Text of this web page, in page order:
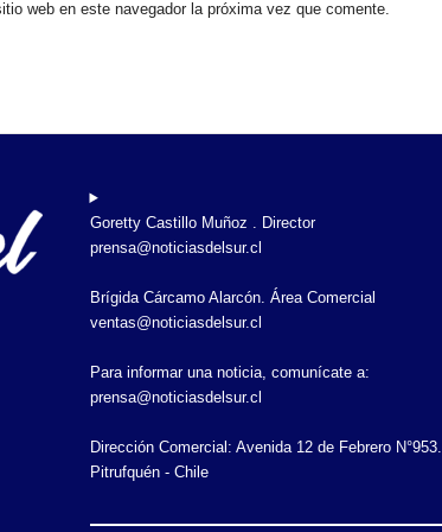
web en este navegador la próxima vez que comente.
Goretty Castillo Muñoz . Director
prensa@noticiasdelsur.cl
Brígida Cárcamo Alarcón. Área Comercial
ventas@noticiasdelsur.cl
Para informar una noticia, comunícate a:
prensa@noticiasdelsur.cl
Dirección Comercial: Avenida 12 de Febrero N°953.
Pitrufquén - Chile